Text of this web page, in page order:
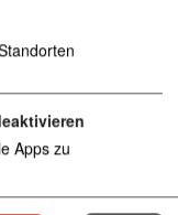
Apps zu